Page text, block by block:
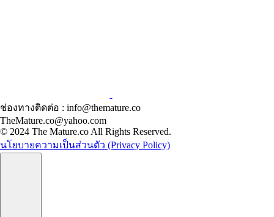
ช่องทางติดต่อ : info@themature.co
TheMature.co@yahoo.com
© 2024 The Mature.co All Rights Reserved.
นโยบายความเป็นส่วนตัว (Privacy Policy)